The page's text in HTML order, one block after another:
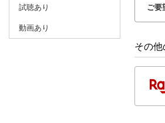
試聴あり
動画あり
ご要
その